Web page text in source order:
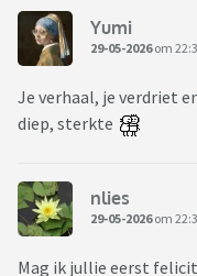
Yumi
29-05-2026om
Je verhaal, je verdriet
diep, sterkte
nlies
29-05-2026om
Mag ik jullie eerst